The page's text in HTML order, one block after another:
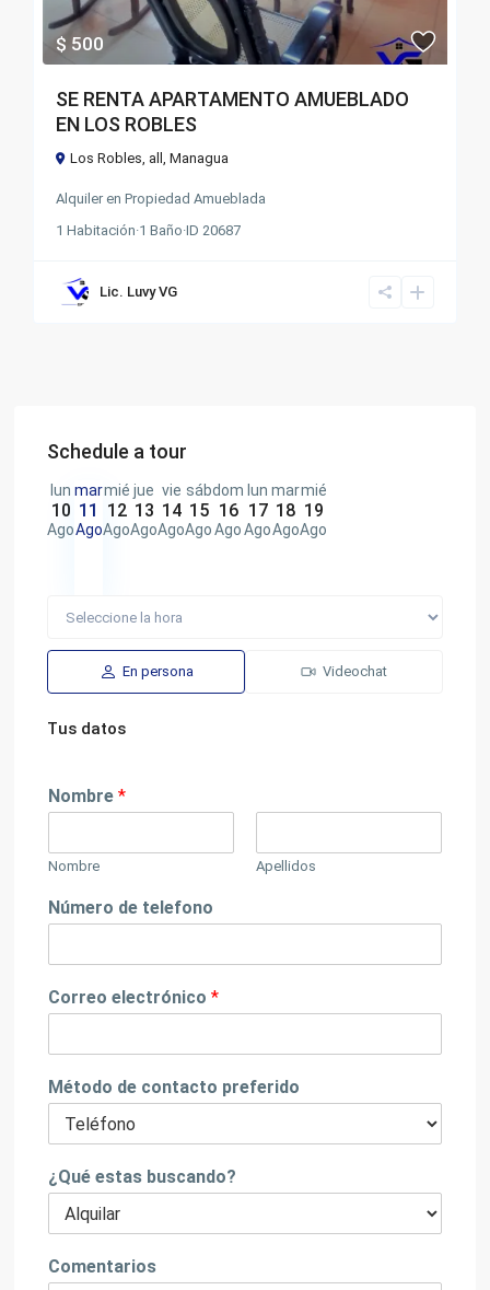
$ 500
SE RENTA APARTAMENTO AMUEBLADO
EN LOS ROBLES
Los Robles, all,Managua
AlquilerenPropiedad Amueblada
1 Habitación·1 Baño·ID20687
Lic. Luvy VG
Schedule a tour
lun
10
Ago
mar
11
Ago
mié
12
Ago
jue
13
Ago
vie
14
Ago
sáb
15
Ago
dom
16
Ago
lun
17
Ago
mar
18
Ago
mié
19
Ago
En persona Videochat
Tus datos
Nombre*
Nombre Apellidos
Número de telefono
Correo electrónico*
Método de contacto preferido
¿Qué estas buscando?
Comentarios